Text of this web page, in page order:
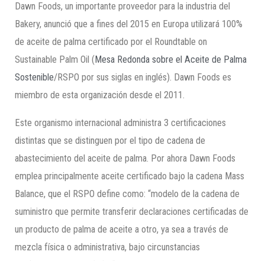
Dawn Foods, un importante proveedor para la industria del
Bakery, anunció que a fines del 2015 en Europa utilizará 100%
de aceite de palma certificado por el Roundtable on
Sustainable Palm Oil ( Mesa Redonda sobre el Aceite de Palma
Sostenible/RSPO por sus siglas en inglés). Dawn Foods es
miembro de esta organización desde el 2011.
Este organismo internacional administra 3 certificaciones
distintas que se distinguen por el tipo de cadena de
abastecimiento del aceite de palma. Por ahora Dawn Foods
emplea principalmente aceite certificado bajo la cadena Mass
Balance, que el RSPO define como: “modelo de la cadena de
suministro que permite transferir declaraciones certificadas de
un producto de palma de aceite a otro, ya sea a través de
mezcla física o administrativa, bajo circunstancias